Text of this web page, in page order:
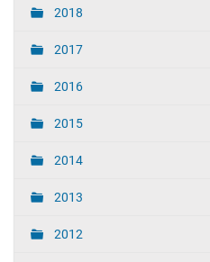
2018
2017
2016
2015
2014
2013
2012